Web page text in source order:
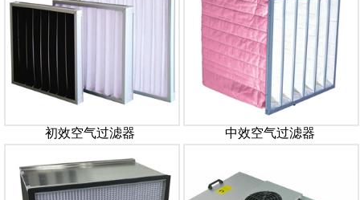
初效空气过滤器 中效空气过滤器